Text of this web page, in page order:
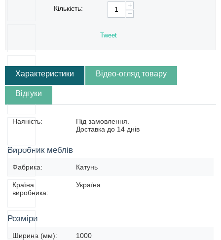
Кількість:
+
−
Tweet
Характеристики Відео-огляд товару
Відгуки
Наяність:
Під замовлення.
Доставка до 14 днів
Виробник меблів
Фабрика: Катунь
Країна
виробника:
Україна
Розміри
Ширина (мм): 1000